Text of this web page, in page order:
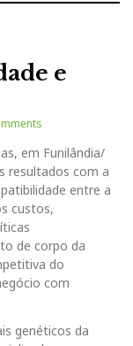
e
em Funilândia/
resultados com a
entre a
custos,
de corpo da
do
com
genéticos da